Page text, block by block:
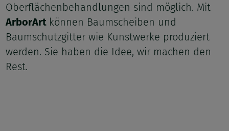
Oberflächenbehandlungen sind möglich. Mit
ArborArt können Baumscheiben und
Baumschutzgitter wie Kunstwerke produziert
werden. Sie haben die Idee, wir machen den
Rest.